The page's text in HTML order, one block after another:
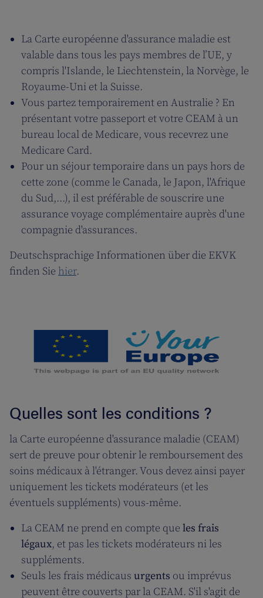
La Carte européenne d'assurance maladie est
valable dans tous les pays membres de l’UE, y
compris l'Islande, le Liechtenstein, la Norvège, le
Royaume-Uni et la Suisse.
Vous partez temporairement en Australie ? En
présentant votre passeport et votre CEAM à un
bureau local de Medicare, vous recevrez une
Medicare Card.
Pour un séjour temporaire dans un pays hors de
cette zone (comme le Canada, le Japon, l'Afrique
du Sud,...), il est préférable de souscrire une
assurance voyage complémentaire auprès d'une
compagnie d'assurances.
Deutschsprachige Informationen über die EKVK
finden Sie hier.
Quelles sont les conditions ?
la Carte européenne d'assurance maladie (CEAM)
sert de preuve pour obtenir le remboursement des
soins médicaux à l'étranger. Vous devez ainsi payer
uniquement les tickets modérateurs (et les
éventuels suppléments) vous-même.
La CEAM ne prend en compte que les frais
légaux, et pas les tickets modérateurs ni les
suppléments.
Seuls les frais médicaus urgents ou imprévus
peuvent être couverts par la CEAM. S'il s'agit de